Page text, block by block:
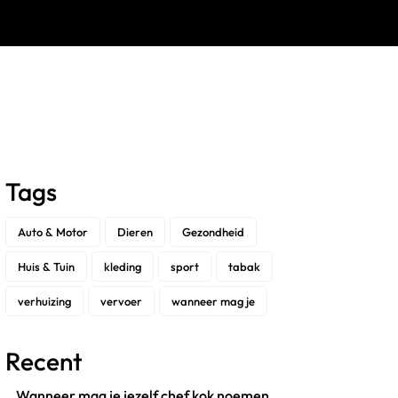
Tags
Auto & Motor Dieren Gezondheid
Huis & Tuin kleding sport tabak
verhuizing vervoer wanneer mag je
Recent